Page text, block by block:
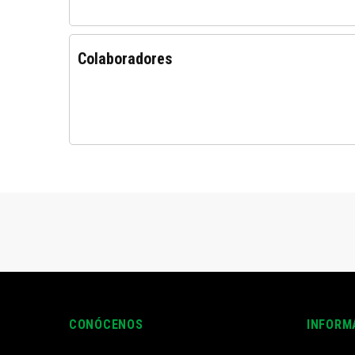
Colaboradores
CONÓCENOS